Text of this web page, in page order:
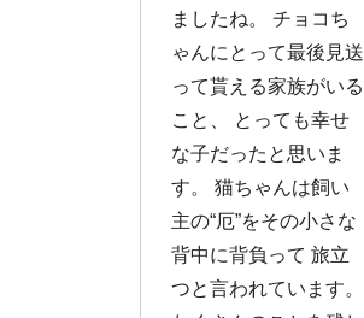
ましたね。 チョコち
ゃんにとって最後見送
って貰える家族がいる
こと、 とっても幸せ
な子だったと思いま
す。 猫ちゃんは飼い
主の“厄”をその小さな
背中に背負って 旅立
つと言われています。